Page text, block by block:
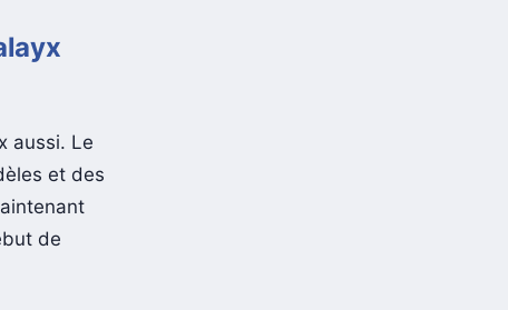
aussi. Le
et des
de